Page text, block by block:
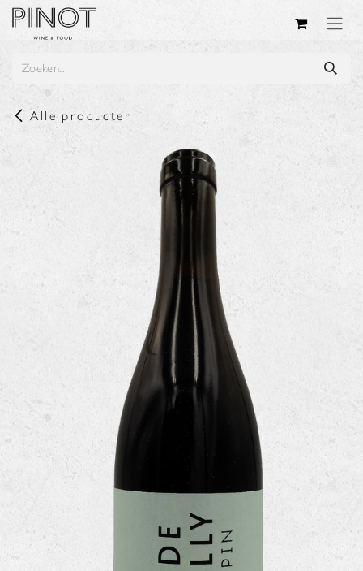
Overslaan naar inhoud
Alle producten